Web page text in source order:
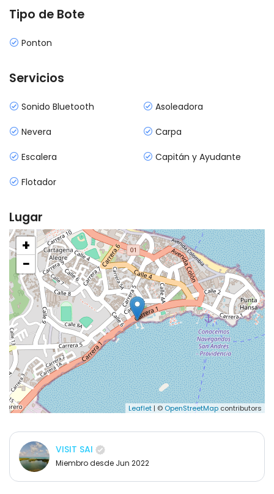
Tipo de Bote
Ponton
Servicios
Sonido Bluetooth Asoleadora
Nevera Carpa
Escalera Capitán y Ayudante
Flotador
Lugar
+
−
Leaflet | © OpenStreetMap contributors
VISIT SAI
Miembro desde Jun 2022